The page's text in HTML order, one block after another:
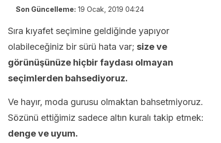
Son Güncelleme: 19 Ocak, 2019 04:24
Sıra kıyafet seçimine geldiğinde yapıyor
olabileceğiniz bir sürü hata var; size ve
görünüşünüze hiçbir faydası olmayan
seçimlerden bahsediyoruz.
Ve hayır, moda gurusu olmaktan bahsetmiyoruz.
Sözünü ettiğimiz sadece altın kuralı takip etmek:
denge ve uyum.